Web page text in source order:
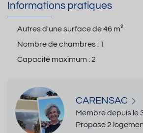
Informations pratiques
Autres d'une surface de46 m²
Nombre de chambres : 1
Capacité maximum :2
CARENSAC
Membre depuis le
Propose 2